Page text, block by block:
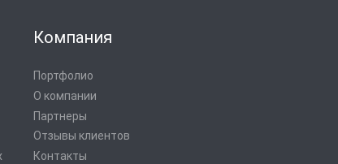
Компания
Портфолио
О компании
Партнеры
Отзывы клиентов
Контакты